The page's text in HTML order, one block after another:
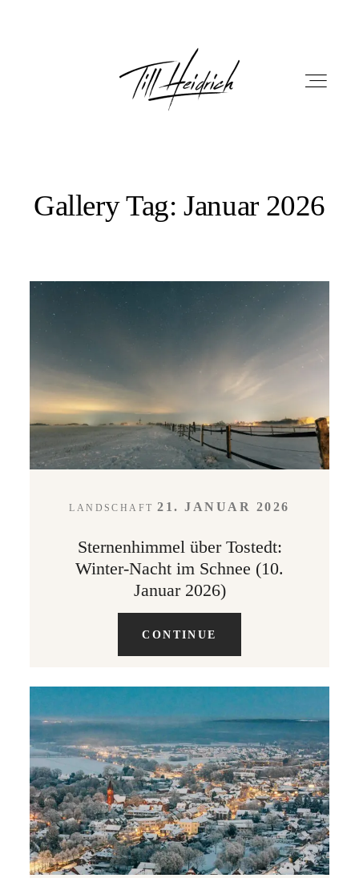
HOME
FILM
LEISTUNGEN
KONTAKT
ABOUT
Gallery Tag: Januar 2026
LANDSCHAFT 21. JANUAR 2026
Sternenhimmel über Tostedt:
Winter-Nacht im Schnee (10.
Januar 2026)
CONTINUE